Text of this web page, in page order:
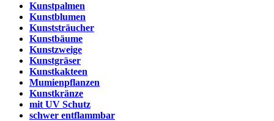
Kunstpalmen
Kunstblumen
Kunststräucher
Kunstbäume
Kunstzweige
Kunstgräser
Kunstkakteen
Mumienpflanzen
Kunstkränze
mit UV Schutz
schwer entflammbar